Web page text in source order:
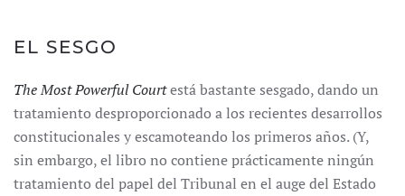
EL SESGO
The Most Powerful Courtestá bastante sesgado, dando un
tratamiento desproporcionado a los recientes desarrollos
constitucionales y escamoteando los primeros años. (Y,
sin embargo, el libro no contiene prácticamente ningún
tratamiento del papel del Tribunal en el auge del Estado